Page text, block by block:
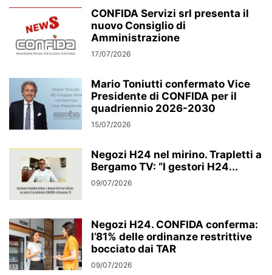
VISTI A VENDITALIA 2015 VISTI A VENDITALIA 2016
CONFIDA Servizi srl presenta il
nuovo Consiglio di
Amministrazione
17/07/2026
Mario Toniutti confermato Vice
Presidente di CONFIDA per il
quadriennio 2026-2030
15/07/2026
Negozi H24 nel mirino. Trapletti a
Bergamo TV: “I gestori H24...
09/07/2026
Negozi H24. CONFIDA conferma:
l’81% delle ordinanze restrittive
bocciato dai TAR
09/07/2026